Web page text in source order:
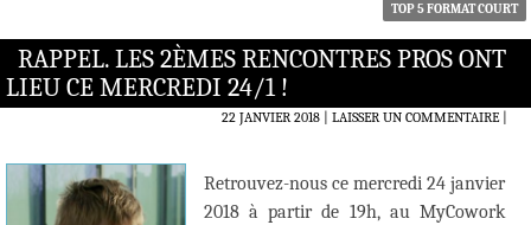
TOP 5 FORMAT COURT
RAPPEL. LES 2ÈMES RENCONTRES PROS ONT
LIEU CE MERCREDI 24/1 !
22 JANVIER 2018 LAISSER UN COMMENTAIRE|
Retrouvez-nous ce mercredi 24 janvier
2018 à partir de 19h, au MyCowork